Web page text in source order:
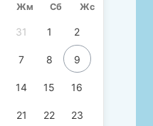
Жм Сб Жс
31 1 2
7 8 9
14 15 16
21 22 23